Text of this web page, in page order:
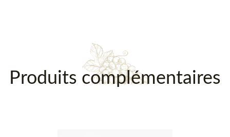
Produits complémentaires